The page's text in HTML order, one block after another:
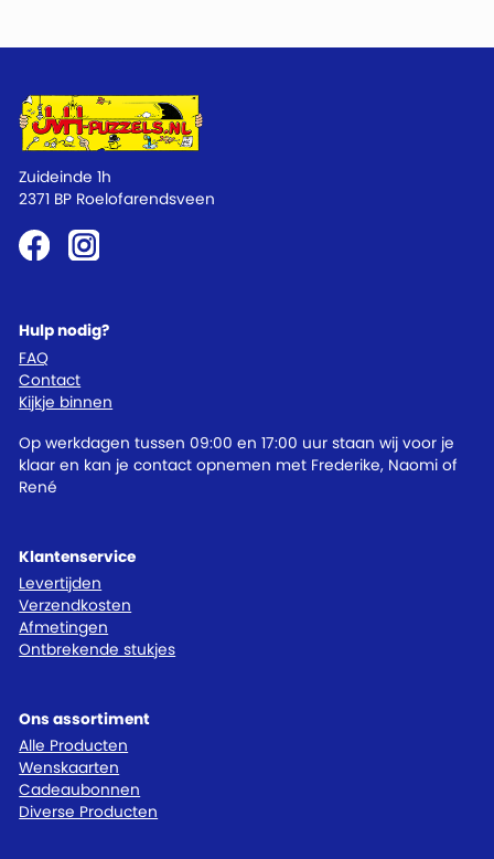
Klantenservice
Levertijden
Verzendkosten
Afmetingen
Ontbrekende stukjes
Ons assortiment
Alle Producten
Wenskaarten
Cadeaubonnen
Diverse Producten
Hulp nodig?
FAQ
Contact
Kijkje binnen
Op werkdagen tussen 09:00 en 17:00 uur staan wij voor je
klaar en kan je contact opnemen met Frederike, Naomi of
René
Zuideinde 1h
2371 BP Roelofarendsveen